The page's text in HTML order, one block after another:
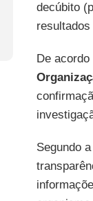
decúbito
De
Segundo